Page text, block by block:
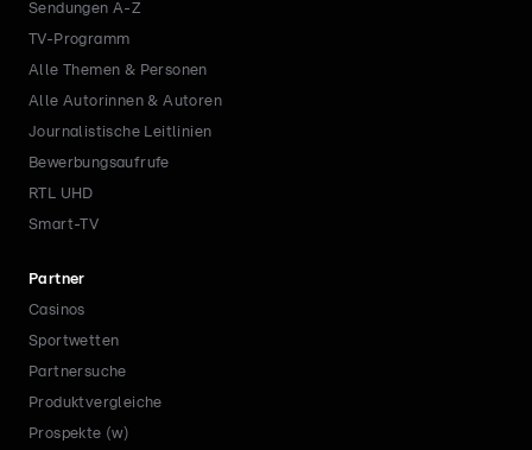
Sendungen A-Z
TV-Programm
Alle Themen & Personen
Alle Autorinnen & Autoren
Journalistische Leitlinien
Bewerbungsaufrufe
RTL UHD
Smart-TV
Partner
Casinos
Sportwetten
Partnersuche
Produktvergleiche
Prospekte (w)